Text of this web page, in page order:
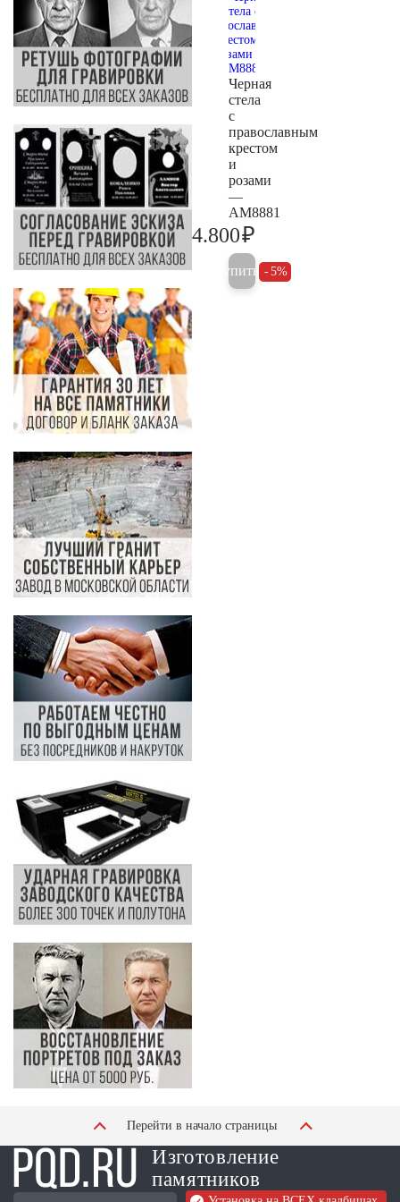
Черная
стела
с
православным
крестом
и
розами
—
AM8881
4.800₽
Купить 5%
Перейти в начало страницы
Изготовление
памятников